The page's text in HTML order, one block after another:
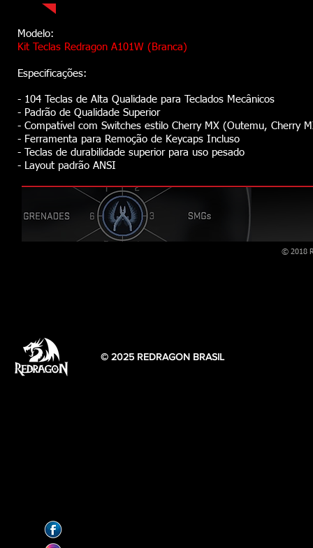
Modelo:
Kit Teclas Redragon A101W (Branca)
Especificações:
- 104 Teclas de Alta Qualidade para Teclados Mecânicos
- Padrão de Qualidade Superior
- Compatível com Switches estilo Cherry MX (Outemu, Cherry
- Ferramenta para Remoção de Keycaps Incluso
- Teclas de durabilidade superior para uso pesado
- Layout padrão ANSI
© 2018
© 2025 REDRAGON BRASIL